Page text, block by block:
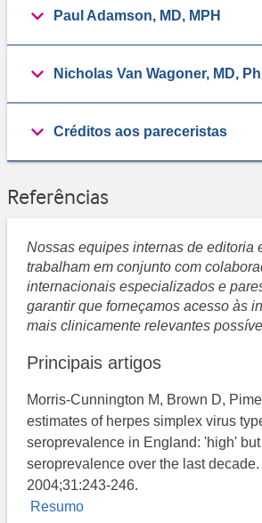
Paul Adamson, MD, MPH
Nicholas Van Wagoner, MD,
Créditos aos pareceristas
Referências
Nossas equipes internas de editoria
trabalham em conjunto com
internacionais especializados e
garantir que forneçamos acesso às
mais clinicamente relevantes
Principais artigos
Morris-Cunnington M, Brown D,
estimates of herpes simplex virus
seroprevalence in England: 'high'
seroprevalence over the last
2004;31:243-246.
Resumo